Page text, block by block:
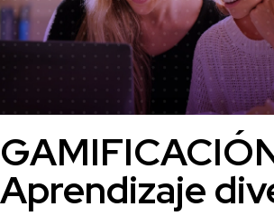
Aprendizaje